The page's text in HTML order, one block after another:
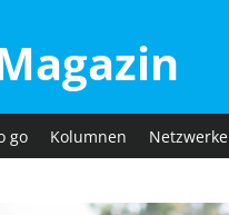
go Kolumnen Netzwerke